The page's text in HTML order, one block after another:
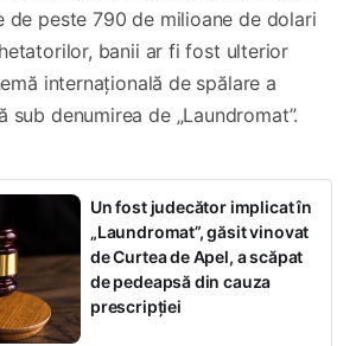
de peste 790 de milioane de dolari
banii ar fi fost ulterior
internațională de spălare a
sub denumirea de „Laundromat”.
Un fost judecător implicat în
„Laundromat”, găsit vinovat
de Curtea de Apel, a scăpat
de pedeapsă din cauza
prescripției